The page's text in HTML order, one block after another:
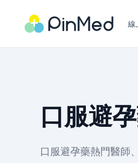
線
口服避
口服避孕藥熱門醫師